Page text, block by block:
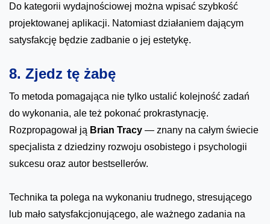
Do kategorii wydajnościowej można wpisać szybkość
projektowanej aplikacji. Natomiast działaniem dającym
satysfakcję będzie zadbanie o jej estetykę.
8. Zjedz tę żabę
To metoda pomagająca nie tylko ustalić kolejność zadań
do wykonania, ale też pokonać prokrastynację.
Rozpropagował ją Brian Tracy — znany na całym świecie
specjalista z dziedziny rozwoju osobistego i psychologii
sukcesu oraz autor bestsellerów.
Technika ta polega na wykonaniu trudnego, stresującego
lub mało satysfakcjonującego, ale ważnego zadania na